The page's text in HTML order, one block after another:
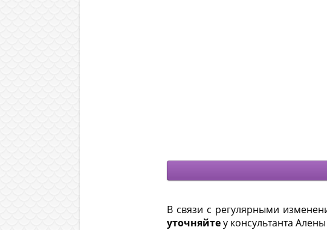
В связи с регулярными
уточняйтеу консультанта